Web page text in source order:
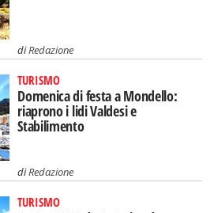
diRedazione
TURISMO
Domenica di festa a Mondello:
riaprono i lidi Valdesi e
Stabilimento
diRedazione
TURISMO